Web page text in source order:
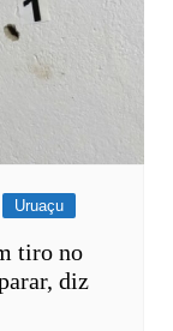
Uruaçu
tiro no
diz